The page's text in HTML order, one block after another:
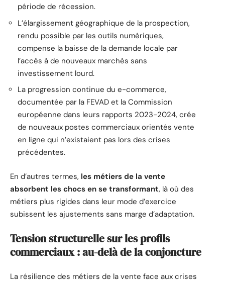
période de récession.
L’élargissement géographique de la prospection,
rendu possible par les outils numériques,
compense la baisse de la demande locale par
l’accès à de nouveaux marchés sans
investissement lourd.
La progression continue du e-commerce,
documentée par la FEVAD et la Commission
européenne dans leurs rapports 2023-2024, crée
de nouveaux postes commerciaux orientés vente
en ligne qui n’existaient pas lors des crises
précédentes.
En d’autres termes, les métiers de la vente
absorbent les chocs en se transformant, là où des
métiers plus rigides dans leur mode d’exercice
subissent les ajustements sans marge d’adaptation.
Tension structurelle sur les profils
commerciaux : au-delà de la conjoncture
La résilience des métiers de la vente face aux crises